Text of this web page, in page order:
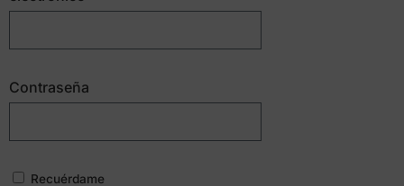
Contraseña
Recuérdame